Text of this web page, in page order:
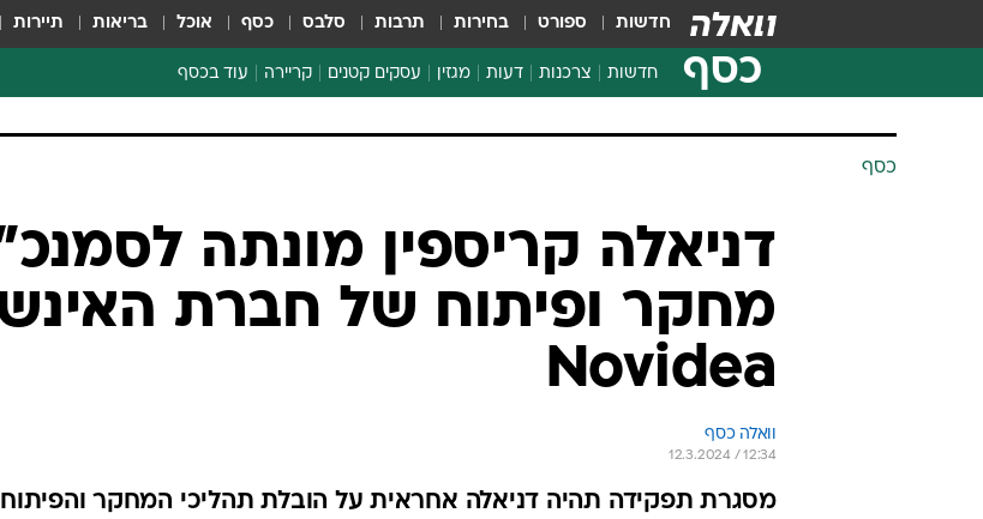
חדשות ספורט בחירות תרבות סלבס כסף אוכל בריאות תיירות
כסף חדשות צרכנות
צרכנות פיננסית
דעות מגזין עסקים קטנים קריירה עוד בכסף
ספורט ביזנס
כסף
דניאלה קריספין מונתה
מחקר ופיתוח של חברת
Novidea
וואלה כסף
12.3.2024 / 12:34
מסגרת תפקידה תהיה דניאלה אחראית על הובלת תהליכי המחקר